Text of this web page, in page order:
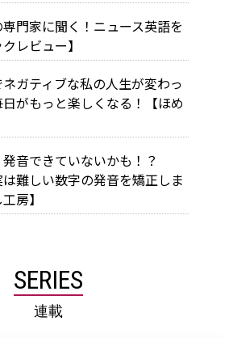
門家に聞く！ニュース英語を
レビュー】
ネガティブな私の人生が変わっ
がもっと楽しくなる！【ほめ
音できていないかも！？
難しい数字の発音を矯正しま
房】
SERIES
連載